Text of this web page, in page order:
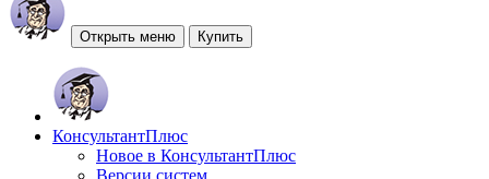
Открыть меню Купить
КонсультантПлюс
Новое в КонсультантПлюс
Версии систем